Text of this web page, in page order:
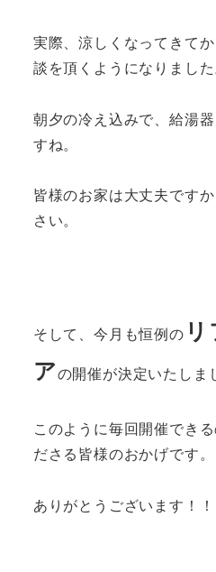
実際、涼しくなってきて
談を頂くようになりました
朝夕の冷え込みで、給湯
すね。
皆様のお家は大丈夫です
さい。
そして、今月も恒例の
アの開催が決定いたしま
このように毎回開催でき
ださる皆様のおかげです。
ありがとうございます！！